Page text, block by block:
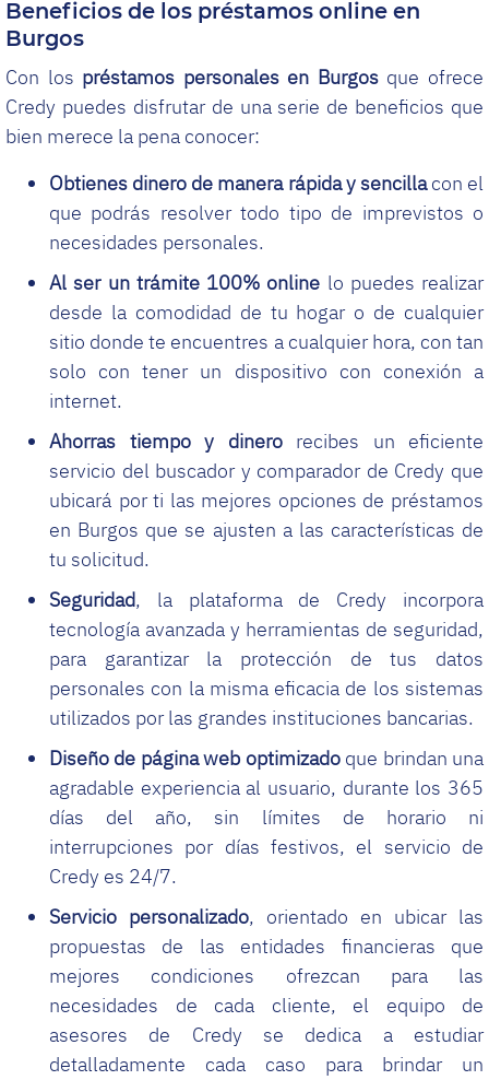
Beneficios de los préstamos online en
Burgos
Con los préstamos personales en Burgos que ofrece
Credy puedes disfrutar de una serie de beneficios que
bien merece la pena conocer:
Obtienes dinero de manera rápida y sencillacon el
que podrás resolver todo tipo de imprevistos o
necesidades personales.
Al ser un trámite 100% online lo puedes realizar
desde la comodidad de tu hogar o de cualquier
sitio donde te encuentres a cualquier hora, con tan
solo con tener un dispositivo con conexión a
internet.
Ahorras tiempo y dinerorecibes un eficiente
servicio del buscador y comparador de Credy que
ubicará por ti las mejores opciones de préstamos
en Burgos que se ajusten a las características de
tu solicitud.
Seguridad, la plataforma de Credy incorpora
tecnología avanzada y herramientas de seguridad,
para garantizar la protección de tus datos
personales con la misma eficacia de los sistemas
utilizados por las grandes instituciones bancarias.
Diseño de página web optimizadoque brindan una
agradable experiencia al usuario, durante los 365
días del año, sin límites de horario ni
interrupciones por días festivos, el servicio de
Credy es 24/7.
Servicio personalizado, orientado en ubicar las
propuestas de las entidades financieras que
mejores condiciones ofrezcan para las
necesidades de cada cliente, el equipo de
asesores de Credy se dedica a estudiar
detalladamente cada caso para brindar un